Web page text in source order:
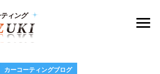
カーコーティングブログ